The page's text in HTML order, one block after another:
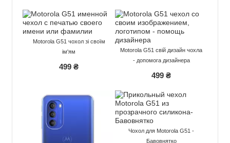
Motorola G51 чохол зі своїм
ім'ям
499 ₴
Motorola G51 свій дизайн чохла
- допомога дизайнера
499 ₴
Чохол для Motorola G51 -
Бавовнятко